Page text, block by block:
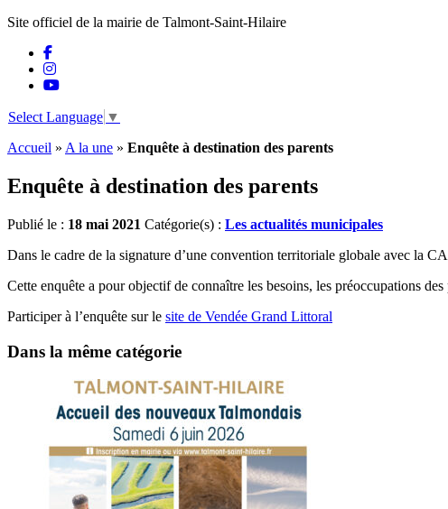
Site officiel de la mairie de Talmont-Saint-Hilaire
Select Language ▼
Accueil » A la une » Enquête à destination des parents
Enquête à destination des parents
Publié le : 18 mai 2021 Catégorie(s) : Les actualités municipales
Dans le cadre de la signature d’une convention territoriale globale avec la
Cette enquête a pour objectif de connaître les besoins, les préoccupations
Participer à l’enquête sur le site de Vendée Grand Littoral
Dans la même catégorie